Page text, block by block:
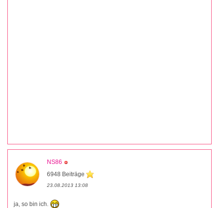
NS86
6948 Beiträge
23.08.2013 13:08
ja, so bin ich.